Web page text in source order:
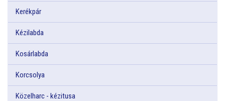
Kerékpár
Kézilabda
Kosárlabda
Korcsolya
Közelharc - kézitusa